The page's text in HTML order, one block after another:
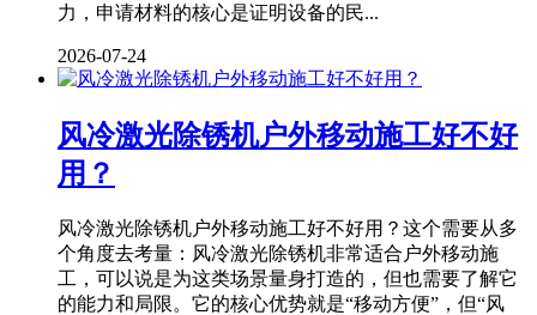
力，申请材料的核心是证明设备的民...
2026-07-24
风冷激光除锈机户外移动施工好不好
用？
风冷激光除锈机户外移动施工好不好用？这个需要从多
个角度去考量：风冷激光除锈机非常适合户外移动施
工，可以说是为这类场景量身打造的，但也需要了解它
的能力和局限。它的核心优势就是“移动方便”，但“风